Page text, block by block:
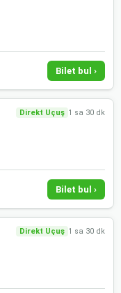
Bilet bul ›
Direkt Uçuş 1 sa 30 dk
Bilet bul ›
Direkt Uçuş 1 sa 30 dk